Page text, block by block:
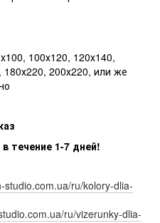
100х120, 120х140,
180х220, 200х220, или же
течение 1-7 дней!
studio.com.ua/ru/kolory-dlia-
ru/vizerunky-dlia-